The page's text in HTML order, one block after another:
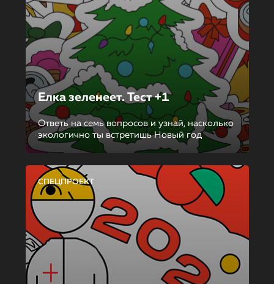
Елка зеленеет. Тест +1
Ответь на семь вопросов и узнай, насколько
экологично ты встретишь Новый год
СПЕЦПРОЕКТ